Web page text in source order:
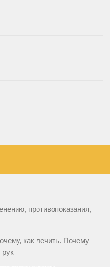
противопоказания,
как лечить. Почему